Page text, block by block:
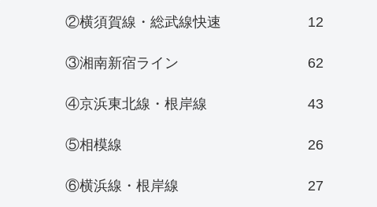
②横須賀線・総武線快速 12
③湘南新宿ライン 62
④京浜東北線・根岸線 43
⑤相模線 26
⑥横浜線・根岸線 27